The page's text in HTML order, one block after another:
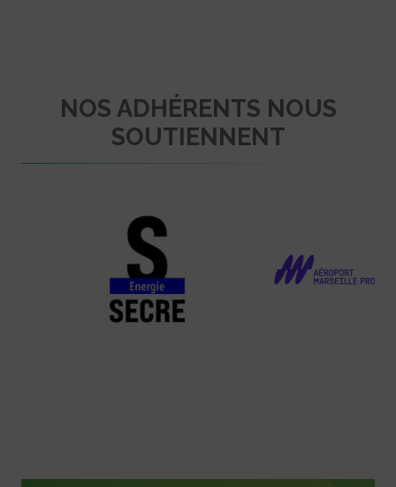
NOS ADHÉRENTS NOUS
SOUTIENNENT